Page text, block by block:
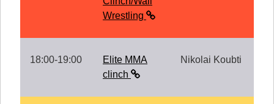
Wrestling
18:00-19:00
Elite MMA
clinch
Nikolai Koubti